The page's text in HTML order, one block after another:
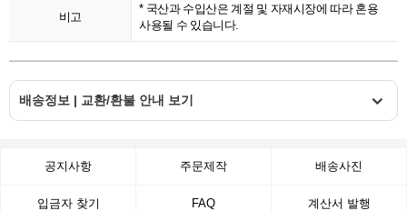
비고
* 국산과 수입산은 계절 및 자재시장에 따라 혼용
사용될 수 있습니다.
배송정보 | 교환/환불 안내 보기
공지사항 주문제작 배송사진
입금자 찾기 FAQ 계산서 발행